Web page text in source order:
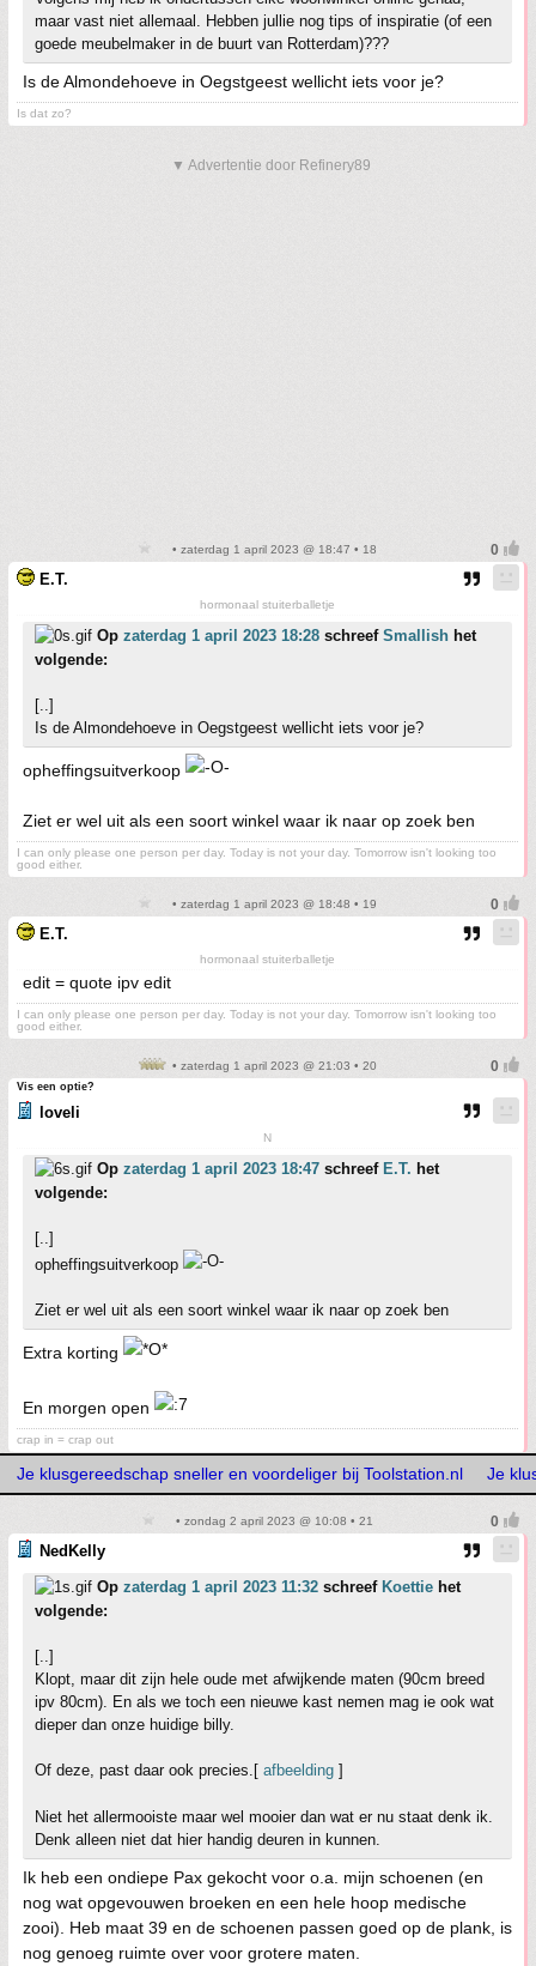
maar vast niet allemaal. Hebben jullie nog tips of inspiratie (of een
goede meubelmaker in de buurt van Rotterdam)???
Is de Almondehoeve in Oegstgeest wellicht iets voor je?
Is dat zo?
▼ Advertentie door Refinery89
• zaterdag 1 april 2023 @ 18:47 • 18
E.T.
hormonaal stuiterballetje
Op zaterdag 1 april 2023 18:28 schreef Smallish het
volgende:
[..]
Is de Almondehoeve in Oegstgeest wellicht iets voor je?
opheffingsuitverkoop
Ziet er wel uit als een soort winkel waar ik naar op zoek ben
I can only please one person per day. Today is not your day. Tomorrow isn't looking too
good either.
• zaterdag 1 april 2023 @ 18:48 • 19
E.T.
hormonaal stuiterballetje
edit = quote ipv edit
I can only please one person per day. Today is not your day. Tomorrow isn't looking too
good either.
• zaterdag 1 april 2023 @ 21:03 • 20
Vis een optie?
loveli
N
Op zaterdag 1 april 2023 18:47 schreef E.T. het
volgende:
[..]
opheffingsuitverkoop
Ziet er wel uit als een soort winkel waar ik naar op zoek ben
Extra korting
En morgen open
crap in = crap out
Je klusgereedschap sneller en voordeliger bij Toolstation.nl Je
• zondag 2 april 2023 @ 10:08 • 21
NedKelly
Op zaterdag 1 april 2023 11:32 schreef Koettie het
volgende:
[..]
Klopt, maar dit zijn hele oude met afwijkende maten (90cm breed
ipv 80cm). En als we toch een nieuwe kast nemen mag ie ook wat
dieper dan onze huidige billy.
Of deze, past daar ook precies.[ afbeelding ]
Niet het allermooiste maar wel mooier dan wat er nu staat denk ik.
Denk alleen niet dat hier handig deuren in kunnen.
Ik heb een ondiepe Pax gekocht voor o.a. mijn schoenen (en
nog wat opgevouwen broeken en een hele hoop medische
zooi). Heb maat 39 en de schoenen passen goed op de plank, is
nog genoeg ruimte over voor grotere maten.